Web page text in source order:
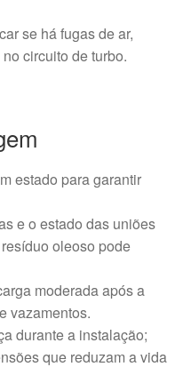
se há fugas de ar,
circuito de turbo.
estado para garantir
e o estado das uniões
oleoso pode
moderada após a
vazamentos.
durante a instalação;
que reduzam a vida